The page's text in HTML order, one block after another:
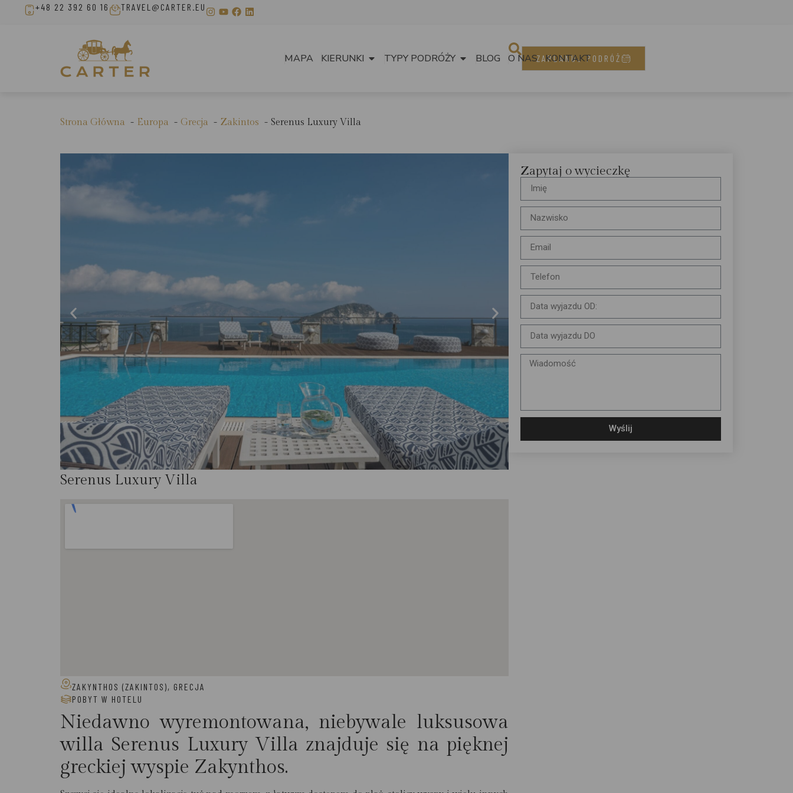
+48 22 392 60 16 TRAVEL@CARTER.EU
MAPA KIERUNKI TYPY PODRÓŻY BLOG O NAS KONTAKT
ZAPLANUJ PODRÓŻ
Strona Główna Europa Grecja Zakintos Serenus Luxury Villa
Serenus Luxury Villa
ZAKYNTHOS (ZAKINTOS), GRECJA
POBYT W HOTELU
Niedawno wyremontowana, niebywale luksusowa
willa Serenus Luxury Villa znajduje się na pięknej
greckiej wyspie Zakynthos.
Zapytaj o wycieczkę
Wyślij